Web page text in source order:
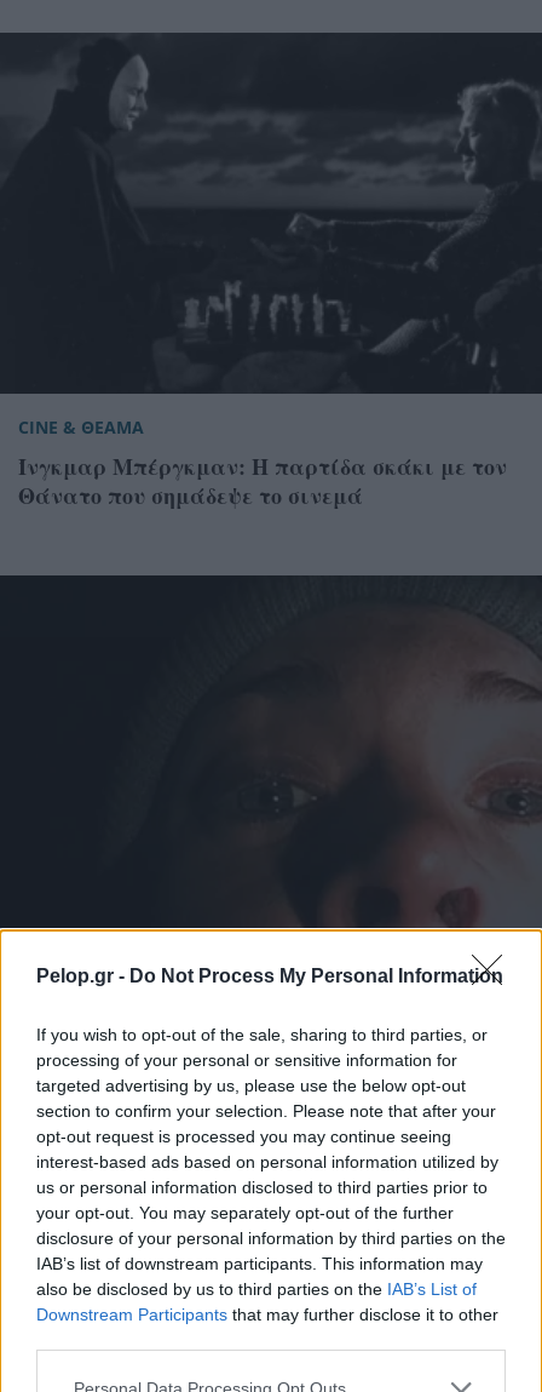
Pelop.gr - Do Not Process My Personal Information
If you wish to opt-out of the sale, sharing to third parties, or
processing of your personal or sensitive information for
targeted advertising by us, please use the below opt-out
section to confirm your selection. Please note that after your
opt-out request is processed you may continue seeing
interest-based ads based on personal information utilized by
us or personal information disclosed to third parties prior to
your opt-out. You may separately opt-out of the further
disclosure of your personal information by third parties on the
IAB’s list of downstream participants. This information may
also be disclosed by us to third parties on the IAB’s List of
Downstream Participants that may further disclose it to other
Please note that this website/app uses one or more Google
Personal Data Processing Opt Outs
CINE & ΘΕΑΜΑ
Ίνγκμαρ Μπέργκμαν: Η παρτίδα σκάκι με τον
Θάνατο που σημάδεψε το σινεμά
CINE & ΘΕΑΜΑ
έκανε το ψέμα να φαίνεται αληθινό